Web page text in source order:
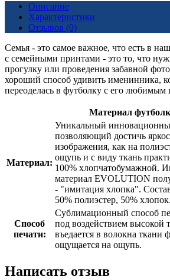
Описание
Характеристики
Отзывов (0)
Семья - это самое важное, что есть в
с семейными принтами - это то, что
прогулку или проведения забавной
хороший способ удивить именинника,
переоделась в футболку с его любимым
Материал
Материал:
Уникальный
позволяющий достичь
изображения, как на
ощупь и с виду ткань
100% хлопчатобумажной.
материал EVOLUTION
- "имитация хлопка".
50% полиэстер, 50% хлопок.
Способ
печати:
Сублимационный способ
под воздействием высокой
въедается в волокна ткани
ощущается на ощупь.
Написать отзыв